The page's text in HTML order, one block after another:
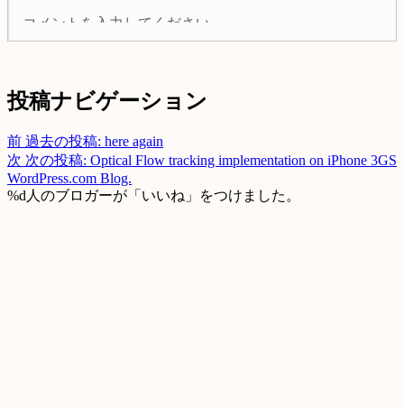
投稿ナビゲーション
前 過去の投稿: here again
次 次の投稿: Optical Flow tracking implementation on iPhone 3GS
WordPress.com Blog.
%d人のブロガーが「いいね」をつけました。